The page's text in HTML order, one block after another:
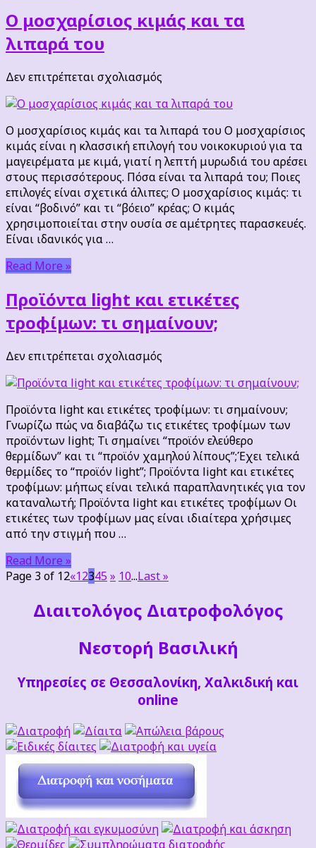
Ο μοσχαρίσιος κιμάς και τα
λιπαρά του
Δεν επιτρέπεται σχολιασμός
μοσχαρίσιος
κιμάς
και
τα
λιπαρά
του
Ο μοσχαρίσιος κιμάς και τα λιπαρά του Ο μοσχαρίσιος
κιμάς είναι η κλασσική επιλογή του νοικοκυριού για τα
μαγειρέματα με κιμά, γιατί η λεπτή μυρωδιά του αρέσει
στους περισσότερους. Πόσα είναι τα λιπαρά του; Ποιες
επιλογές είναι σχετικά άλιπες; Ο μοσχαρίσιος κιμάς: τι
είναι “βοδινό” και τι “βόειο” κρέας; Ο κιμάς
χρησιμοποιείται στην ουσία σε αμέτρητες παρασκευές.
Είναι ιδανικός για …
Read More »
Προϊόντα light και ετικέτες
τροφίμων: τι σημαίνουν;
Δεν επιτρέπεται σχολιασμός
light
και
ετικέτες
τροφίμων:
τι
σημαίνουν;
Προϊόντα light και ετικέτες τροφίμων: τι σημαίνουν;
Γνωρίζω πώς να διαβάζω τις ετικέτες τροφίμων των
προϊόντων light; Τι σημαίνει “προϊόν ελεύθερο
θερμίδων” και τι “προϊόν χαμηλού λίπους”;Έχει τελικά
θερμίδες το “προϊόν light”; Προϊόντα light και ετικέτες
τροφίμων: μήπως είναι τελικά παραπλανητικές για τον
καταναλωτή; Προϊόντα light και ετικέτες τροφίμων Οι
ετικέτες των τροφίμων μας είναι ιδιαίτερα χρήσιμες
από την στιγμή που …
Read More »
Page 3 of 12«12345 » 10...Last »
Διαιτoλόγος Διατροφολόγος
Νεστορή Βασιλική
Υπηρεσίες σε Θεσσαλονίκη, Χαλκιδική και
online